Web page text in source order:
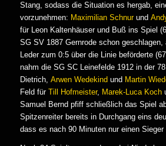
Stang, sodass die Situation es hergab,
vorzunehmen: Maximilian Schnurund
für Leon Kaltenhäuser und Buß ins Spiel
SG SV 1887 Gernrode schon geschlagen,
Leder zum 0:5 über die Linie beförderte
nahm die SG SC Leinefelde 1912 in der
Dietrich, Arwen Wedekind und Martin
Feld für Till Hofmeister, Marek-Luca Koch
Samuel Bernd pfiff schließlich das Spiel
Spitzenreiter bereits in Durchgang eins
dass es nach 90 Minuten nur einen Sieger